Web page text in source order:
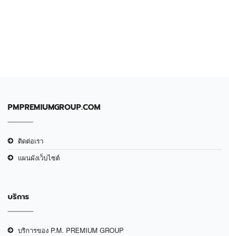
PMPREMIUMGROUP.COM
ติดต่อเรา
แผนผังเว็บไซต์
บริการ
บริการของ P.M. PREMIUM GROUP